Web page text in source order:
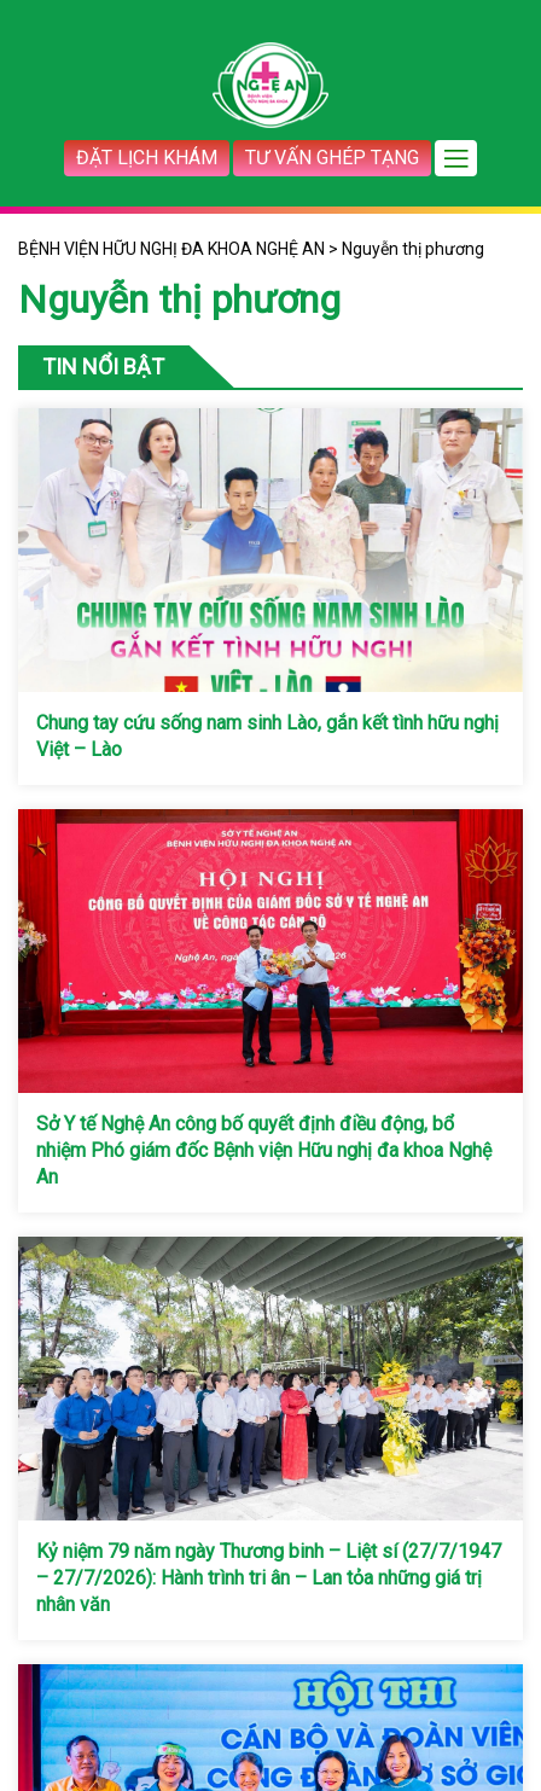
ĐẶT LỊCH KHÁM TƯ VẤN GHÉP TẠNG
BỆNH VIỆN HỮU NGHỊ ĐA KHOA NGHỆ AN > Nguyễn thị phương
Nguyễn thị phương
TIN NỔI BẬT
Chung tay cứu sống nam sinh Lào, gắn kết tình hữu nghị
Việt – Lào
Sở Y tế Nghệ An công bố quyết định điều động, bổ
nhiệm Phó giám đốc Bệnh viện Hữu nghị đa khoa Nghệ
An
Kỷ niệm 79 năm ngày Thương binh – Liệt sí (27/7/1947
– 27/7/2026): Hành trình tri ân – Lan tỏa những giá trị
nhân văn